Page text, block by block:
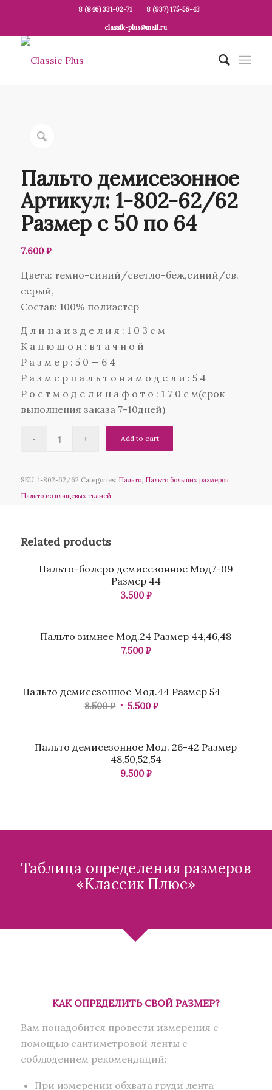
8 (846) 331-02-71 8 (937) 175-56-43
classik-plus@mail.ru
Пальто демисезонное
Артикул: 1-802-62/62
Размер с 50 по 64
7.600₽
Цвета: темно-синий/светло-беж,синий/св.
серый,
Состав: 100% полиэстер
Д л и н а и з д е л и я : 1 0 3 с м
К а п ю ш о н : в т а ч н о й
Р а з м е р : 5 0 — 6 4
Р а з м е р п а л ь т о н а м о д е л и : 5 4
Р о с т м о д е л и н а ф о т о : 1 7 0 с м(срок
выполнения заказа 7-10дней)
Add to cart
SKU: 1-802-62/62 Categories: Пальто, Пальто больших размеров,
Пальто из плащевых тканей
Related products
Пальто-болеро демисезонное Мод7-09
Размер 44
3.500₽
Пальто зимнее Мод.24 Размер 44,46,48
7.500₽
Пальто демисезонное Мод.44 Размер 54
8.500₽ 5.500₽
Пальто демисезонное Мод. 26-42 Размер
48,50,52,54
9.500₽
Таблица определения размеров
«Классик Плюс»
КАК ОПРЕДЕЛИТЬ СВОЙ РАЗМЕР?
Вам понадобится провести измерения с
помощью сантиметровой ленты с
соблюдением рекомендаций:
При измерении обхвата груди лента